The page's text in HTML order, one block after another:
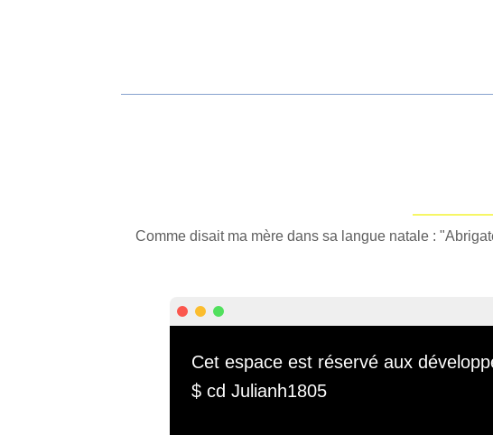
Comme disait ma mère dans sa langue natale :
Cet espace est réservé aux
$ cd Julianh1805